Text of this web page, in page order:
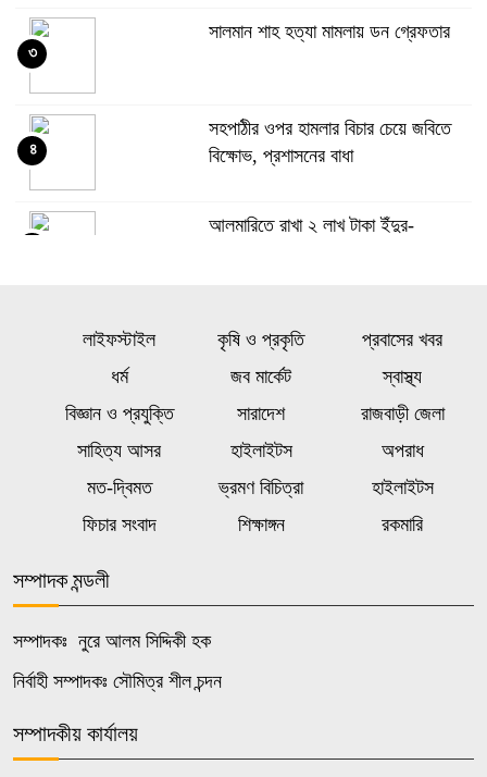
সালমান শাহ হত্যা মামলায় ডন গ্রেফতার
৩
সহপাঠীর ওপর হামলার বিচার চেয়ে জবিতে
বিক্ষোভ, প্রশাসনের বাধা
৪
আলমারিতে রাখা ২ লাখ টাকা ইঁদুর-
বিভ্রান্ত হবে না : প্রধানমন্ত্রী
কাল এসএসসি পরীক্ষার ফলাফল প্রকাশ,
উদ্বোধন করবেন শিক্ষামন্ত্রী
বাঁশখালীতে প্রধানমন্ত্রী, সমুদ্রপাড়ে জনতার
মাতারবাড়ি কয়লা বিদ্যুৎকেন্দ্র পরিদর্শন
করলেন প্রধানমন্ত্রী
৯
১০
লাইফস্টাইল কৃষি ও প্রকৃতি
প্রবাসের খবর
ধর্ম
জব মার্কেট
স্বাস্থ্য
বিজ্ঞান ও প্রযুক্তি
সারাদেশ
রাজবাড়ী জেলা
সাহিত্য আসর
হাইলাইটস
অপরাধ
মত-দ্বিমত
ভ্রমণ বিচিত্রা
হাইলাইটস
ফিচার সংবাদ
শিক্ষাঙ্গন রকমারি
সম্পাদক মন্ডলী
সম্পাদকঃ নুরে আলম সিদ্দিকী হক
নির্বাহী সম্পাদকঃ সৌমিত্র শীল চন্দন
সম্পাদকীয় কার্যালয়